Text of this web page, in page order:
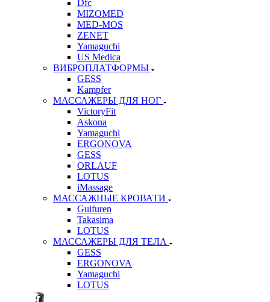
Dfc
MIZOMED
MED-MOS
ZENET
Yamaguchi
US Medica
ВИБРОПЛАТФОРМЫ
GESS
Kampfer
МАССАЖЕРЫ ДЛЯ НОГ
VictoryFit
Askona
Yamaguchi
ERGONOVA
GESS
ORLAUF
LOTUS
iMassage
МАССАЖНЫЕ КРОВАТИ
Guifuren
Takasima
LOTUS
МАССАЖЕРЫ ДЛЯ ТЕЛА
GESS
ERGONOVA
Yamaguchi
LOTUS